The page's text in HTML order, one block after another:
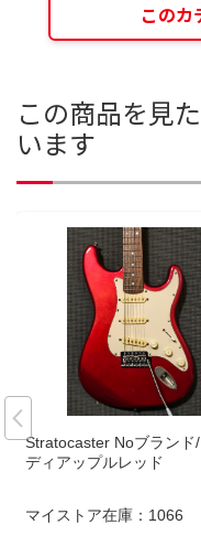
このカ
この商品を見
います
Stratocaster Noブランド
ディアップルレッド
マイストア在庫： 1066